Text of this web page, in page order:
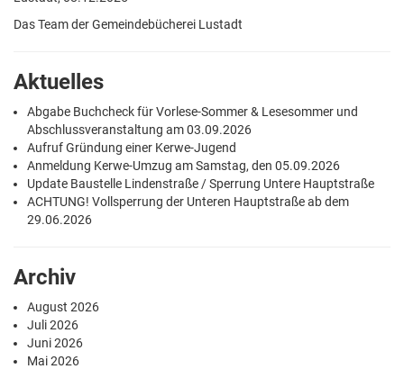
Das Team der Gemeindebücherei Lustadt
Aktuelles
Abgabe Buchcheck für Vorlese-Sommer & Lesesommer und
Abschlussveranstaltung am 03.09.2026
Aufruf Gründung einer Kerwe-Jugend
Anmeldung Kerwe-Umzug am Samstag, den 05.09.2026
Update Baustelle Lindenstraße / Sperrung Untere Hauptstraße
ACHTUNG! Vollsperrung der Unteren Hauptstraße ab dem
29.06.2026
Archiv
August 2026
Juli 2026
Juni 2026
Mai 2026